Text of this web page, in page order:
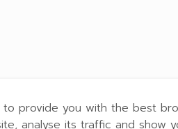
provide you with the best
analyse its traffic and show